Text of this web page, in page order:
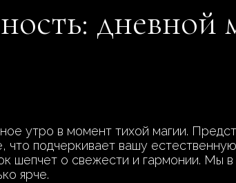
дневной
утро в момент тихой магии.
что подчеркивает вашу
шепчет о свежести и гармонии. Мы
ярче.